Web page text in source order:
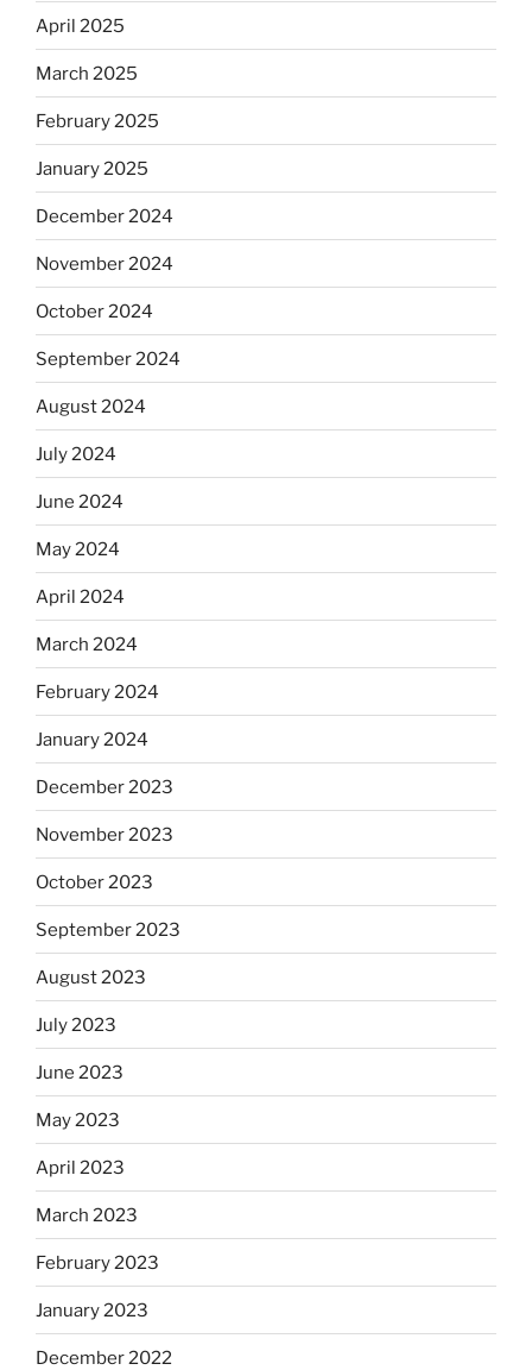
April 2025
March 2025
February 2025
January 2025
December 2024
November 2024
October 2024
September 2024
August 2024
July 2024
June 2024
May 2024
April 2024
March 2024
February 2024
January 2024
December 2023
November 2023
October 2023
September 2023
August 2023
July 2023
June 2023
May 2023
April 2023
March 2023
February 2023
January 2023
December 2022